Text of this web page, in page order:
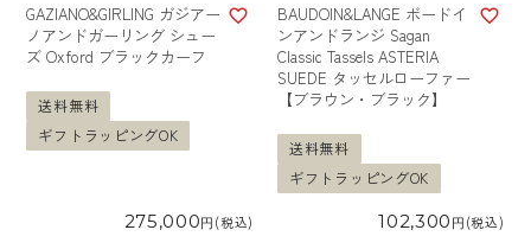
GAZIANO&GIRLING ガジアー
ノアンドガーリング シュー
ズ Oxford ブラックカーフ
送料無料
ギフトラッピングOK
275,000 税込
BAUDOIN&LANGE ボードイ
ンアンドランジ Sagan
Classic Tassels ASTERIA
SUEDE タッセルローファー
【ブラウン・ブラック】
送料無料
ギフトラッピングOK
102,300 税込